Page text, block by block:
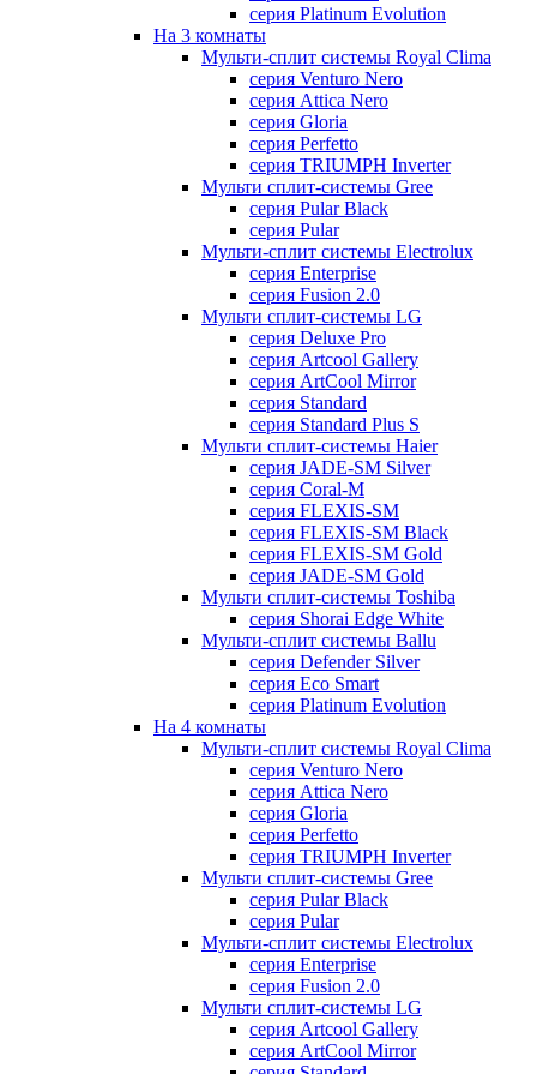
серия Platinum Evolution
На 3 комнаты
Мульти-сплит системы Royal Clima
серия Venturo Nero
серия Attica Nero
серия Gloria
серия Perfetto
серия TRIUMPH Inverter
Мульти сплит-системы Gree
серия Pular Black
серия Pular
Мульти-сплит системы Electrolux
серия Enterprise
серия Fusion 2.0
Мульти сплит-системы LG
серия Deluxe Pro
серия Artcool Gallery
серия ArtCool Mirror
серия Standard
серия Standard Plus S
Мульти сплит-системы Haier
серия JADE-SM Silver
серия Coral-M
серия FLEXIS-SM
серия FLEXIS-SM Black
серия FLEXIS-SM Gold
серия JADE-SM Gold
Мульти сплит-системы Toshiba
серия Shorai Edge White
Мульти-сплит системы Ballu
серия Defender Silver
серия Eco Smart
серия Platinum Evolution
На 4 комнаты
Мульти-сплит системы Royal Clima
серия Venturo Nero
серия Attica Nero
серия Gloria
серия Perfetto
серия TRIUMPH Inverter
Мульти сплит-системы Gree
серия Pular Black
серия Pular
Мульти-сплит системы Electrolux
серия Enterprise
серия Fusion 2.0
Мульти сплит-системы LG
серия Artcool Gallery
серия ArtCool Mirror